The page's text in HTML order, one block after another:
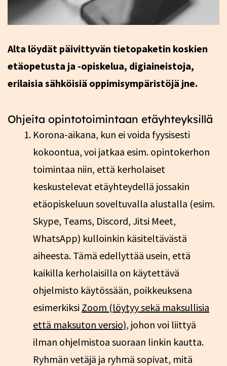
Alta löydät päivittyvän tietopaketin koskien
etäopetusta ja -opiskelua, digiaineistoja,
erilaisia sähköisiä oppimisympäristöjä jne.
Ohjeita opintotoimintaan etäyhteyksillä
Korona-aikana, kun ei voida fyysisesti
kokoontua, voi jatkaa esim. opintokerhon
toimintaa niin, että kerholaiset
keskustelevat etäyhteydellä jossakin
etäopiskeluun soveltuvalla alustalla (esim.
Skype, Teams, Discord, Jitsi Meet,
WhatsApp) kulloinkin käsiteltävästä
aiheesta. Tämä edellyttää usein, että
kaikilla kerholaisilla on käytettävä
ohjelmisto käytössään, poikkeuksena
esimerkiksi Zoom (löytyy sekä maksullisia
että maksuton versio), johon voi liittyä
ilman ohjelmistoa suoraan linkin kautta.
Ryhmän vetäjä ja ryhmä sopivat, mitä